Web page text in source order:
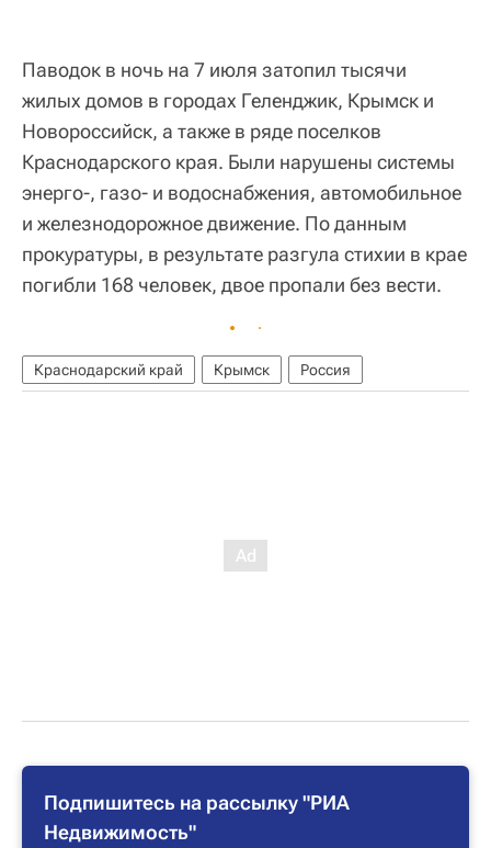
Паводок в ночь на 7 июля затопил тысячи
жилых домов в городах Геленджик, Крымск и
Новороссийск, а также в ряде поселков
Краснодарского края. Были нарушены системы
энерго-, газо- и водоснабжения, автомобильное
и железнодорожное движение. По данным
прокуратуры, в результате разгула стихии в крае
погибли 168 человек, двое пропали без вести.
Краснодарский край Крымск Россия
Подпишитесь на рассылку "РИА
Недвижимость"